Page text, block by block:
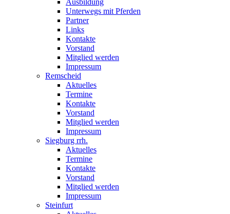
Ausbildung
Unterwegs mit Pferden
Partner
Links
Kontakte
Vorstand
Mitglied werden
Impressum
Remscheid
Aktuelles
Termine
Kontakte
Vorstand
Mitglied werden
Impressum
Siegburg rrh.
Aktuelles
Termine
Kontakte
Vorstand
Mitglied werden
Impressum
Steinfurt